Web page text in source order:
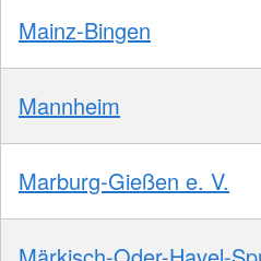
Mainz-Bingen
Mannheim
Marburg-Gießen e. V.